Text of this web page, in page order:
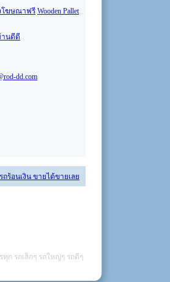
โฆษณาฟรี Wooden Pallet
นดีดี
dd.com
ถร้อนเงิน ขายได้ขายเลย
ก รถเล็กๆ รถใหญ่ๆ รถดีๆ